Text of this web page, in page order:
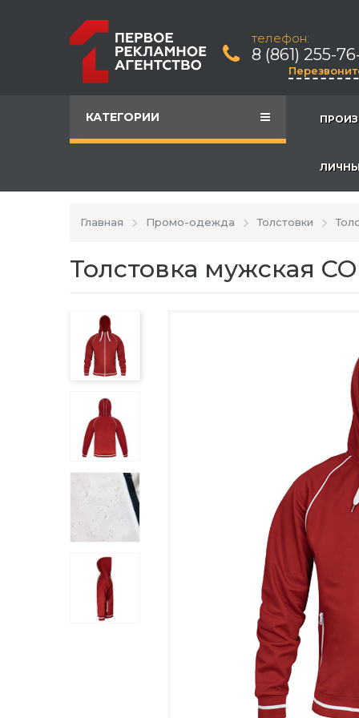
телефон:
8 (861) 255-
КАТЕГОРИИ
Главная Промо-одежда Толстовки
Толстовка мужская